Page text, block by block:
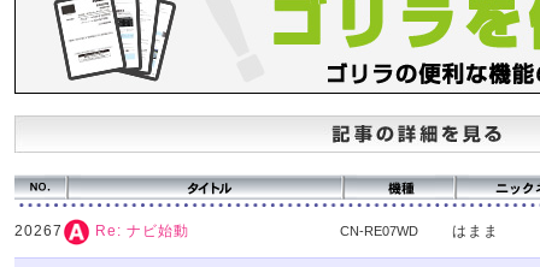
20267 Re: ナビ始動 CN-RE07WD はまま